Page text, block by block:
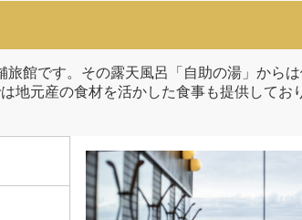
館です。その露天風呂「自助の湯」から
地元産の食材を活かした食事も提供してお